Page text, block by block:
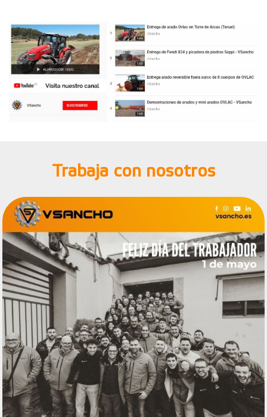
Trabaja con nosotros